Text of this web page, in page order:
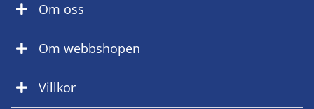
Om oss
Om webbshopen
Villkor